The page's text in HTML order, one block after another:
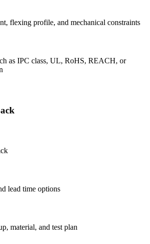
flexing profile, and mechanical constraints
as IPC class, UL, RoHS, REACH, or
lead time options
material, and test plan